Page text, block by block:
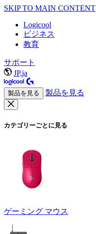
SKIP TO MAIN CONTENT
Logicool
ビジネス
教育
サポート
JP,ja
製品を見る 製品を見る
カテゴリーごとに見る
ゲーミング マウス